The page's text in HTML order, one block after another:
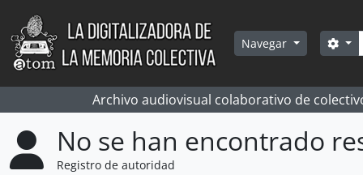
Skip to main content
Navegar
Archivo audiovisual colaborativo de
No se han encontrado
Registro de autoridad